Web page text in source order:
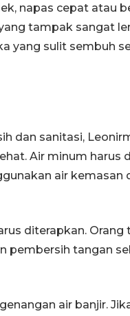
napas cepat atau
tampak sangat
yang sulit sembuh
dan sanitasi,
Air minum harus
air kemasan
diterapkan. Orang
pembersih tangan
air banjir.
BPJS
perkuat sinergi